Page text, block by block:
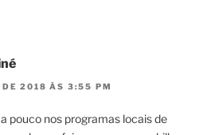
DE 2018 ÀS 3:55 PM
pouco nos programas locais de